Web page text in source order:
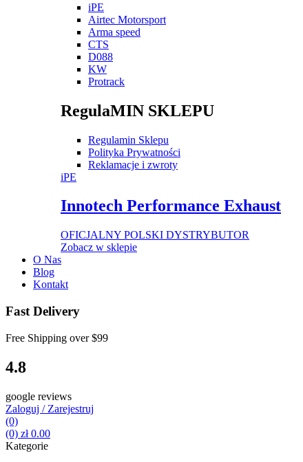
iPE
Airtec Motorsport
Arma speed
CTS
D088
KW
Protrack
RegulaMIN SKLEPU
Regulamin Sklepu
Polityka Prywatności
Reklamacje i zwroty
iPE
Innotech Performance Exhaust
OFICJALNY POLSKI DYSTRYBUTOR
Zobacz w sklepie
O Nas
Blog
Kontakt
Fast Delivery
Free Shipping over$99
4.8
google reviews
Zaloguj / Zarejestruj
(0)
(0) zł0.00
Kategorie